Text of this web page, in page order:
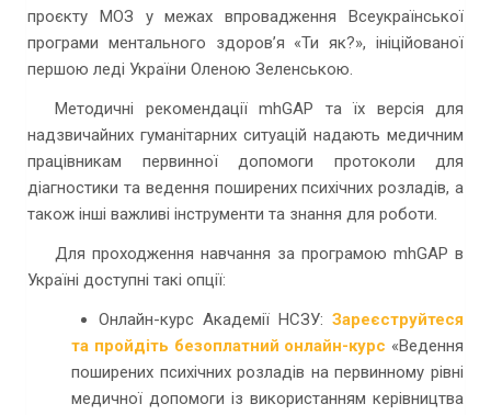
проєкту МОЗ у межах впровадження Всеукраїнської
програми ментального здоров’я «Ти як?», ініційованої
першою леді України Оленою Зеленською.
Методичні рекомендації mhGAP та їх версія для
надзвичайних гуманітарних ситуацій надають медичним
працівникам первинної допомоги протоколи для
діагностики та ведення поширених психічних розладів, а
також інші важливі інструменти та знання для роботи.
Для проходження навчання за програмою mhGAP в
Україні доступні такі опції:
Онлайн-курс Академії НСЗУ: Зареєструйтеся
та пройдіть безоплатний онлайн-курс «Ведення
поширених психічних розладів на первинному рівні
медичної допомоги із використанням керівництва